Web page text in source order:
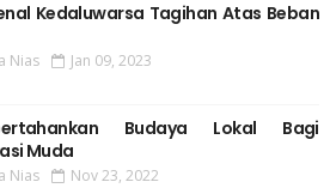
Kedaluwarsa Tagihan Atas Beban
Nias Jan 09, 2023
Budaya Lokal Bagi
Muda
Nias Nov 23, 2022